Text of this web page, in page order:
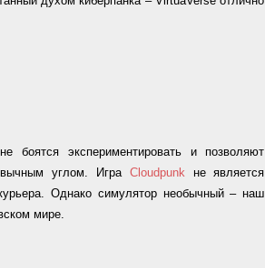
боятся экспериментировать и позволяют
углом. Игра Cloudpunkне является
Однако симулятор необычный – наш
мире.